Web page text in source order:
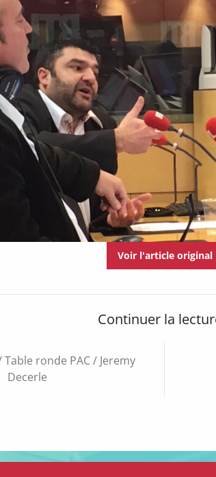
Voir l'article original
Continuer la
Table ronde PAC / Jeremy
Decerle